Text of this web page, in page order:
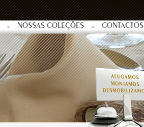
NOSSAS COLEÇÕES CONTACTOS